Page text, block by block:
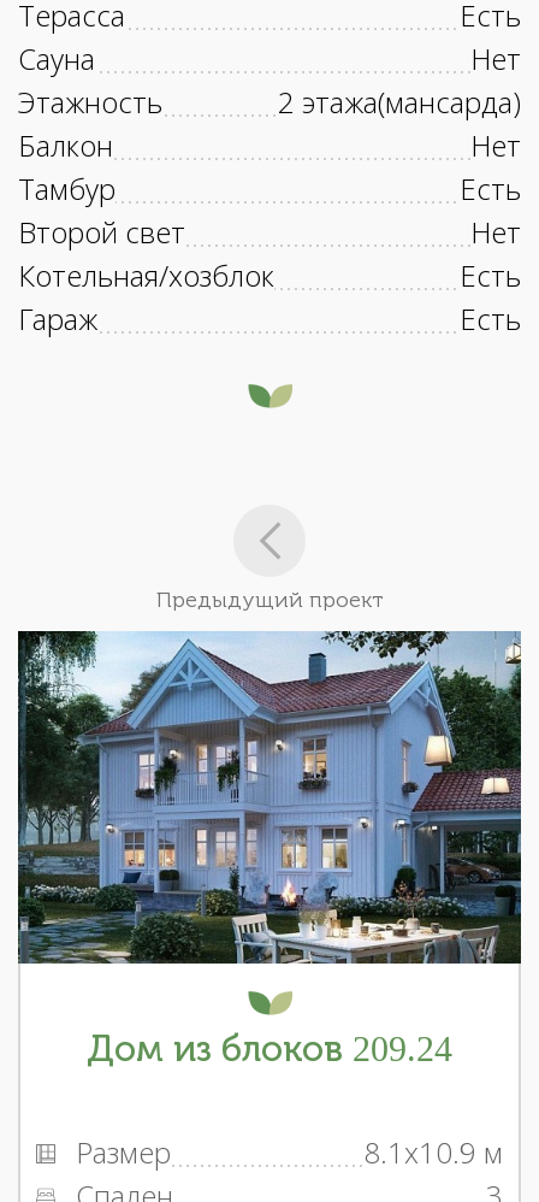
Терасса
Есть
Сауна
Нет
Этажность
2 этажа(мансарда)
Балкон
Нет
Тамбур
Есть
Второй свет
Нет
Котельная/хозблок
Есть
Гараж
Есть
Предыдущий проект
Дом из блоков 209.24
Размер
8.1x10.9 м